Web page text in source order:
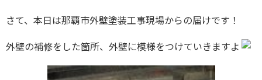
さて、本日は那覇市外壁塗装工事現場からの届けです！
外壁の補修をした箇所、外壁に模様をつけていきますよ